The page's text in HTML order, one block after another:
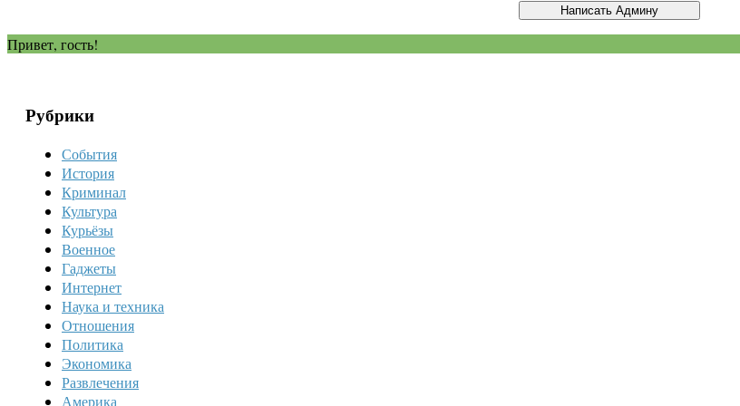
Привет, гость!
Рубрики
События
История
Криминал
Культура
Курьёзы
Военное
Гаджеты
Интернет
Наука и техника
Отношения
Политика
Экономика
Развлечения
Америка